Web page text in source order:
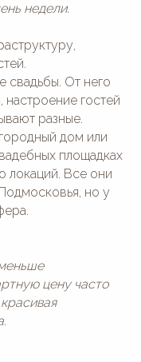
недели.
свадьбы. От него
настроение гостей
разные.
дом или
площадках
локаций. Все они
но у
цену часто